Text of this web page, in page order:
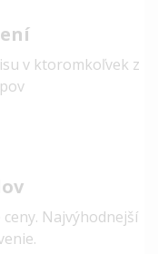
v ktoromkoľvek z
Najvýhodnejší